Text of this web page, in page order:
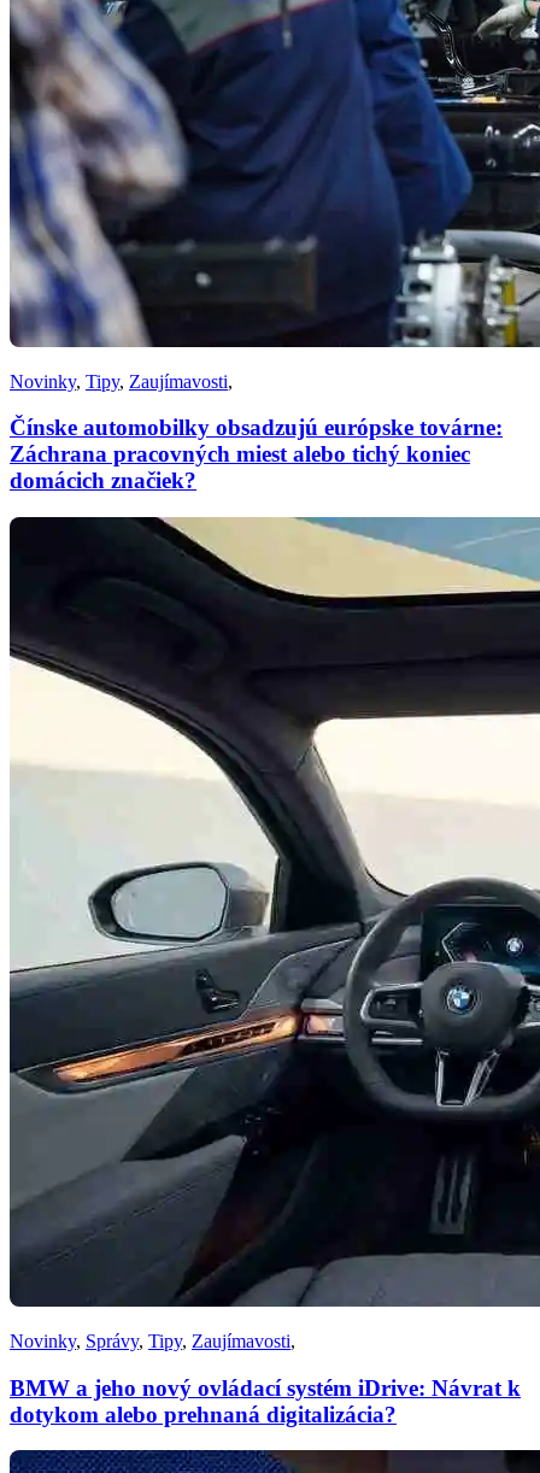
Novinky, Tipy, Zaujímavosti,
Čínske automobilky obsadzujú európske továrne:
Záchrana pracovných miest alebo tichý koniec
domácich značiek?
Novinky, Správy, Tipy, Zaujímavosti,
BMW a jeho nový ovládací systém iDrive: Návrat k
dotykom alebo prehnaná digitalizácia?